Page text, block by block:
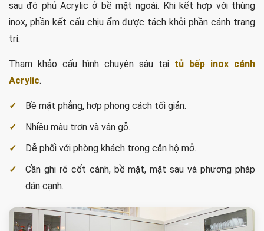
sau đó phủ Acrylic ở bề mặt ngoài. Khi kết hợp với thùng
inox, phần kết cấu chịu ẩm được tách khỏi phần cánh trang
trí.
Tham khảo cấu hình chuyên sâu tại tủ bếp inox cánh
Acrylic.
Bề mặt phẳng, hợp phong cách tối giản.
Nhiều màu trơn và vân gỗ.
Dễ phối với phòng khách trong căn hộ mở.
Cần ghi rõ cốt cánh, bề mặt, mặt sau và phương pháp
dán cạnh.